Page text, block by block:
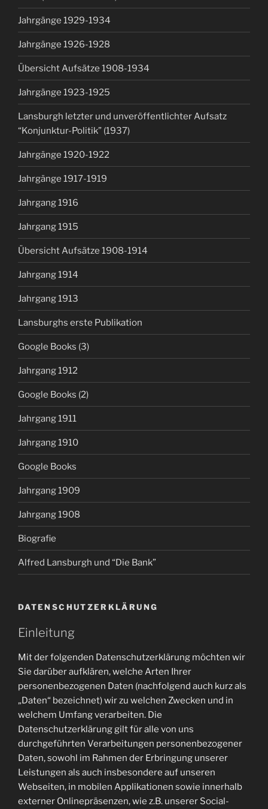
Jahrgänge 1929-1934
Jahrgänge 1926-1928
Übersicht Aufsätze 1908-1934
Jahrgänge 1923-1925
Lansburgh letzter und unveröffentlichter Aufsatz
“Konjunktur-Politik” (1937)
Jahrgänge 1920-1922
Jahrgänge 1917-1919
Jahrgang 1916
Jahrgang 1915
Übersicht Aufsätze 1908-1914
Jahrgang 1914
Jahrgang 1913
Lansburghs erste Publikation
Google Books (3)
Jahrgang 1912
Google Books (2)
Jahrgang 1911
Jahrgang 1910
Google Books
Jahrgang 1909
Jahrgang 1908
Biografie
Alfred Lansburgh und “Die Bank”
DATENSCHUTZERKLÄRUNG
Einleitung
Mit der folgenden Datenschutzerklärung möchten wir
Sie darüber aufklären, welche Arten Ihrer
personenbezogenen Daten (nachfolgend auch kurz als
„Daten“ bezeichnet) wir zu welchen Zwecken und in
welchem Umfang verarbeiten. Die
Datenschutzerklärung gilt für alle von uns
durchgeführten Verarbeitungen personenbezogener
Daten, sowohl im Rahmen der Erbringung unserer
Leistungen als auch insbesondere auf unseren
Webseiten, in mobilen Applikationen sowie innerhalb
externer Onlinepräsenzen, wie z.B. unserer Social-